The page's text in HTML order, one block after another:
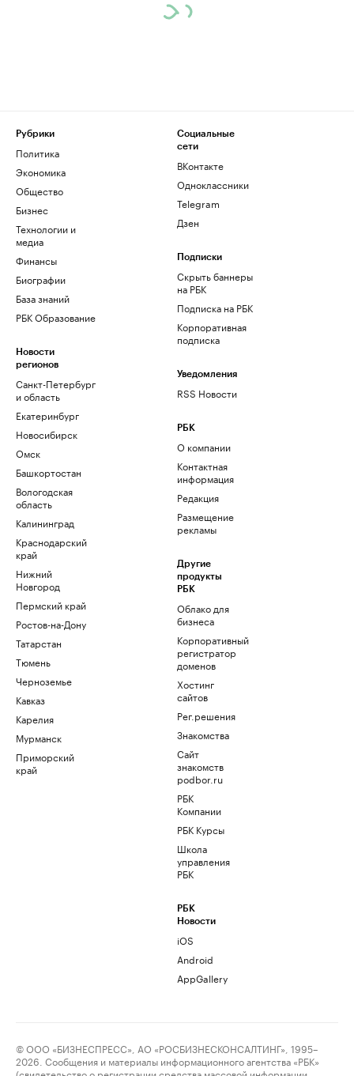
Рубрики
Политика
Экономика
Общество
Бизнес
Технологии и
медиа
Финансы
Биографии
База знаний
РБК Образование
Новости
регионов
Санкт-Петербург
и область
Екатеринбург
Новосибирск
Омск
Башкортостан
Вологодская
область
Калининград
Краснодарский
край
Нижний
Новгород
Пермский край
Ростов-на-Дону
Татарстан
Тюмень
Черноземье
Кавказ
Карелия
Мурманск
Приморский
край
Социальные
сети
ВКонтакте
Одноклассники
Telegram
Дзен
Подписки
Скрыть баннеры
на РБК
Подписка на РБК
Корпоративная
подписка
Уведомления
RSS Новости
РБК
О компании
Контактная
информация
Редакция
Размещение
рекламы
Другие
продукты
РБК
Облако для
бизнеса
Корпоративный
регистратор
доменов
Хостинг
сайтов
Рег.решения
Знакомства
Сайт
знакомств
podbor.ru
РБК
Компании
РБК Курсы
Школа
управления
РБК
РБК
Новости
iOS
Android
AppGallery
© ООО «БИЗНЕСПРЕСС», АО «РОСБИЗНЕСКОНСАЛТИНГ», 1995–
2026. Сообщения и материалы информационного агентства «РБК»